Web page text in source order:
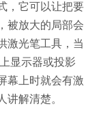
，它可以让把要
被放大的局部会
激光笔工具，当
显示器或投影
幕上时就会有激
解清楚。